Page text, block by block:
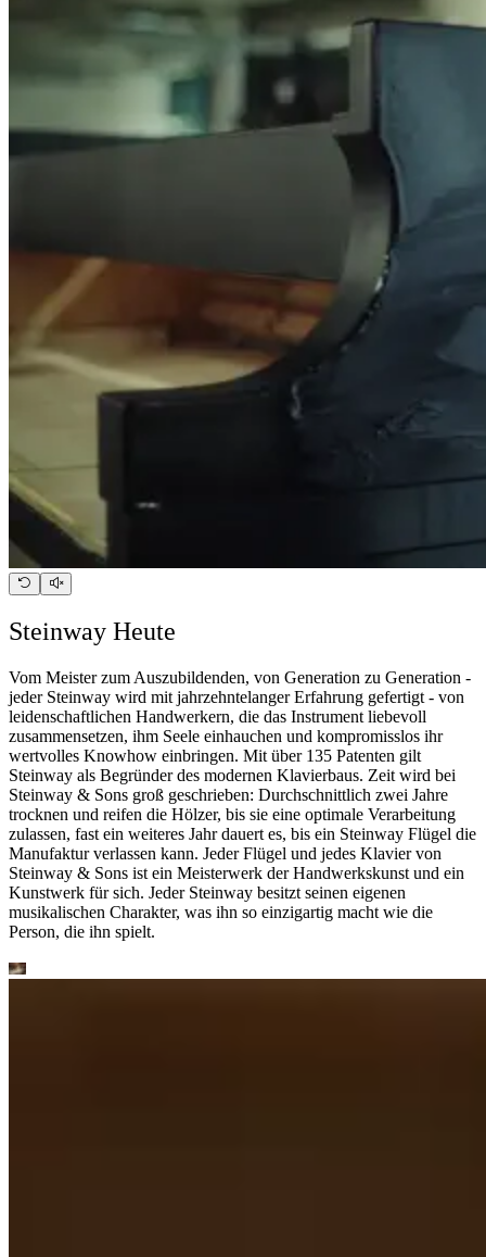
Steinway Heute
Vom Meister zum Auszubildenden, von Generation zu Generation -
jeder Steinway wird mit jahrzehntelanger Erfahrung gefertigt - von
leidenschaftlichen Handwerkern, die das Instrument liebevoll
zusammensetzen, ihm Seele einhauchen und kompromisslos ihr
wertvolles Knowhow einbringen. Mit über 135 Patenten gilt
Steinway als Begründer des modernen Klavierbaus. Zeit wird bei
Steinway ⁠&⁠ Sons groß geschrieben: Durchschnittlich zwei Jahre
trocknen und reifen die Hölzer, bis sie eine optimale Verarbeitung
zulassen, fast ein weiteres Jahr dauert es, bis ein Steinway Flügel die
Manufaktur verlassen kann. Jeder Flügel und jedes Klavier von
Steinway ⁠&⁠ Sons ist ein Meisterwerk der Handwerkskunst und ein
Kunstwerk für sich. Jeder Steinway besitzt seinen eigenen
musikalischen Charakter, was ihn so einzigartig macht wie die
Person, die ihn spielt.